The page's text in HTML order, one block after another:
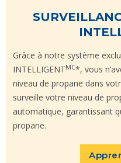
Grâce à notre système
INTELLIGENTMC*, vous
niveau de propane dans
surveille votre niveau de
automatique, garantissant
propane.